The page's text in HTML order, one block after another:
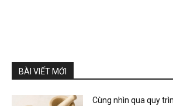
BÀI VIẾT MỚI
Cùng nhìn qua quy